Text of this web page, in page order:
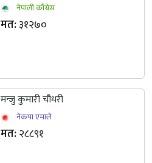
नेपाली काँग्रेस
मत:३१२७०
मन्जु कुमारी चौधरी
नेकपा एमाले
मत:२८८९१